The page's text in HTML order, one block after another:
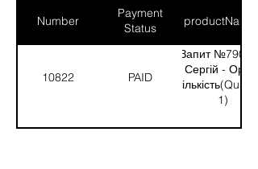
Number
Payment
Status
productNames
10822 PAID
Запит №790 від:
Сергій - Оріхів
1)